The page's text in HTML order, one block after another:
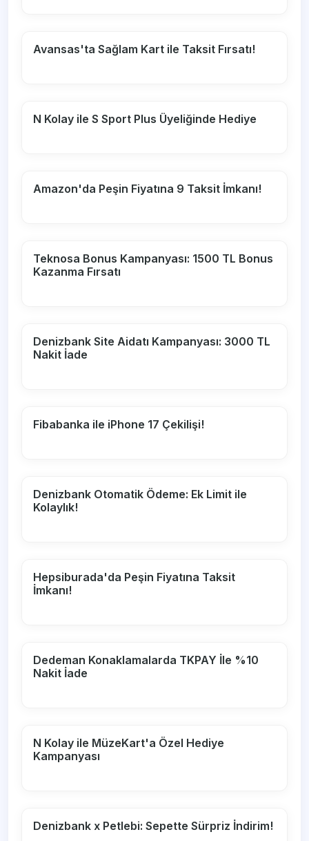
Avansas'ta Sağlam Kart ile Taksit Fırsatı!
N Kolay ile S Sport Plus Üyeliğinde Hediye
Amazon'da Peşin Fiyatına 9 Taksit İmkanı!
Teknosa Bonus Kampanyası: 1500 TL Bonus
Kazanma Fırsatı
Denizbank Site Aidatı Kampanyası: 3000 TL
Nakit İade
Fibabanka ile iPhone 17 Çekilişi!
Denizbank Otomatik Ödeme: Ek Limit ile
Kolaylık!
Hepsiburada'da Peşin Fiyatına Taksit
İmkanı!
Dedeman Konaklamalarda TKPAY İle %10
Nakit İade
N Kolay ile MüzeKart'a Özel Hediye
Kampanyası
Denizbank x Petlebi: Sepette Sürpriz İndirim!